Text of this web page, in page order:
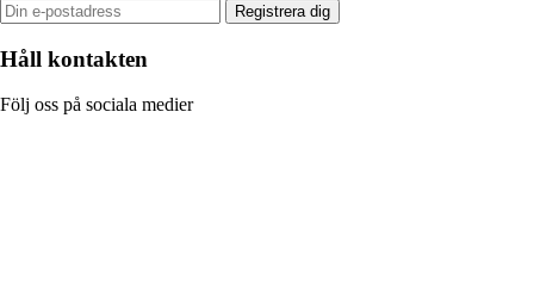
Registrera dig
Håll kontakten
Följ oss på sociala medier